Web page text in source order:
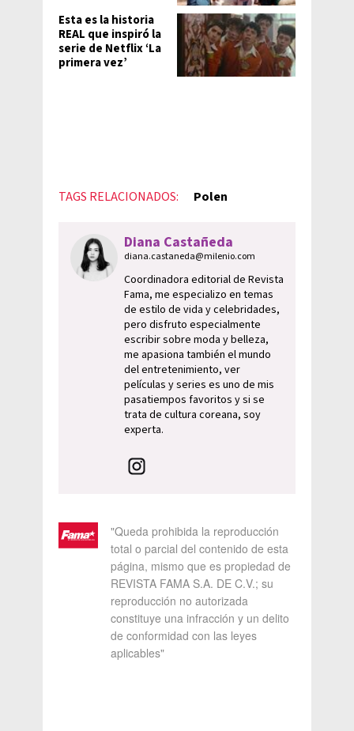
Esta es la historia
REAL que inspiró la
serie de Netflix ‘La
primera vez’
TAGS RELACIONADOS: Polen
Diana Castañeda
diana.castaneda@milenio.com
Coordinadora editorial de Revista
Fama, me especializo en temas
de estilo de vida y celebridades,
pero disfruto especialmente
escribir sobre moda y belleza,
me apasiona también el mundo
del entretenimiento, ver
películas y series es uno de mis
pasatiempos favoritos y si se
trata de cultura coreana, soy
experta.
"Queda prohibida la reproducción
total o parcial del contenido de esta
página, mismo que es propiedad de
REVISTA FAMA S.A. DE C.V.; su
reproducción no autorizada
constituye una infracción y un delito
de conformidad con las leyes
aplicables"